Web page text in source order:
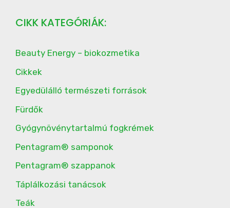
CIKK KATEGÓRIÁK:
Beauty Energy – biokozmetika
Cikkek
Egyedülálló természeti források
Fürdők
Gyógynövénytartalmú fogkrémek
Pentagram® samponok
Pentagram® szappanok
Táplálkozási tanácsok
Teák